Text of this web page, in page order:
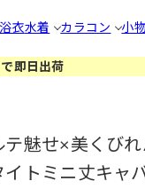
浴衣水着 カラコン 小
即日出荷
テ魅せ×美くび
イトミニ丈キャ